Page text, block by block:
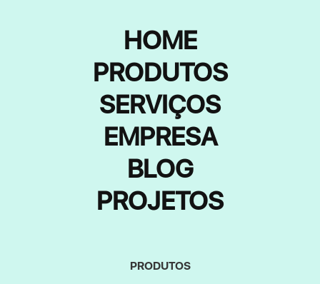
HOME
PRODUTOS
SERVIÇOS
EMPRESA
BLOG
PROJETOS
PRODUTOS